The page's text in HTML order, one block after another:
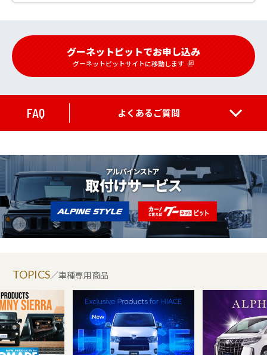
グーネットピットでお申し込み
グーネットピットサイトに移動します
FAQ よくあるご質問
／車種専用商品